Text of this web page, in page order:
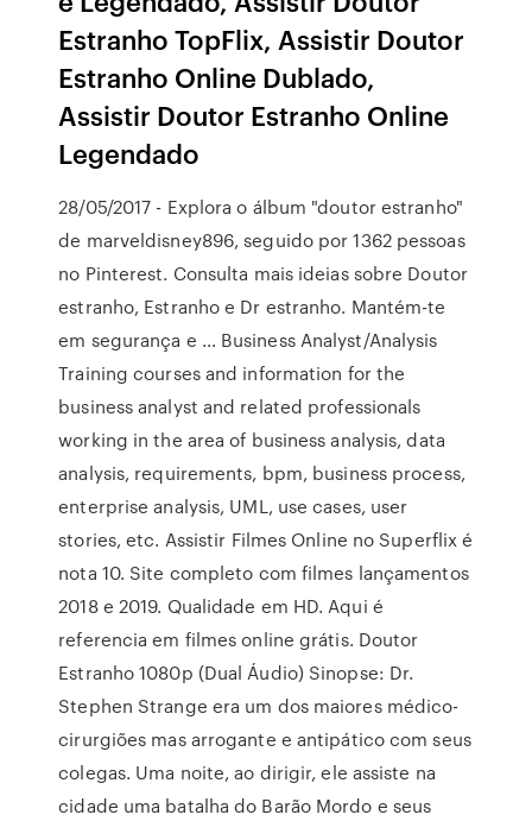
Estranho TopFlix, Assistir Doutor
Estranho Online Dublado,
Assistir Doutor Estranho Online
Legendado
28/05/2017 - Explora o álbum "doutor estranho"
de marveldisney896, seguido por 1362 pessoas
no Pinterest. Consulta mais ideias sobre Doutor
estranho, Estranho e Dr estranho. Mantém-te
em segurança e … Business Analyst/Analysis
Training courses and information for the
business analyst and related professionals
working in the area of business analysis, data
analysis, requirements, bpm, business process,
enterprise analysis, UML, use cases, user
stories, etc. Assistir Filmes Online no Superflix é
nota 10. Site completo com filmes lançamentos
2018 e 2019. Qualidade em HD. Aqui é
referencia em filmes online grátis. Doutor
Estranho 1080p (Dual Áudio) Sinopse: Dr.
Stephen Strange era um dos maiores médico-
cirurgiões mas arrogante e antipático com seus
colegas. Uma noite, ao dirigir, ele assiste na
cidade uma batalha do Barão Mordo e seus